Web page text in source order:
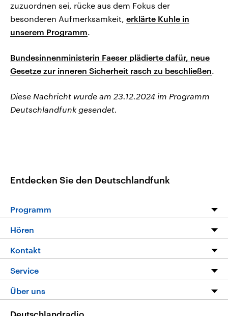
zuzuordnen sei, rücke aus dem Fokus der
besonderen Aufmerksamkeit, erklärte Kuhle in
unserem Programm.
Bundesinnenministerin Faeser plädierte dafür, neue
Gesetze zur inneren Sicherheit rasch zu beschließen.
Diese Nachricht wurde am 23.12.2024 im Programm
Deutschlandfunk gesendet.
Entdecken Sie den Deutschlandfunk
Programm
Programm
Die Nachrichten
Nachrichtenleicht
Neue Beiträge auf dlf.de
Hören
Livestream
Podcasts
Deutschlandfunk App
Nachrichten App
Kontakt
Hörerservice
Service
FAQ
Über uns
Deutschlandradio